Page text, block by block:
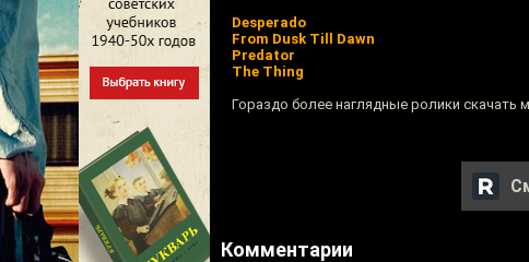
Desperado
From Dusk Till Dawn
Predator
The Thing
Гораздо более наглядные ролики скачать
Комментарии